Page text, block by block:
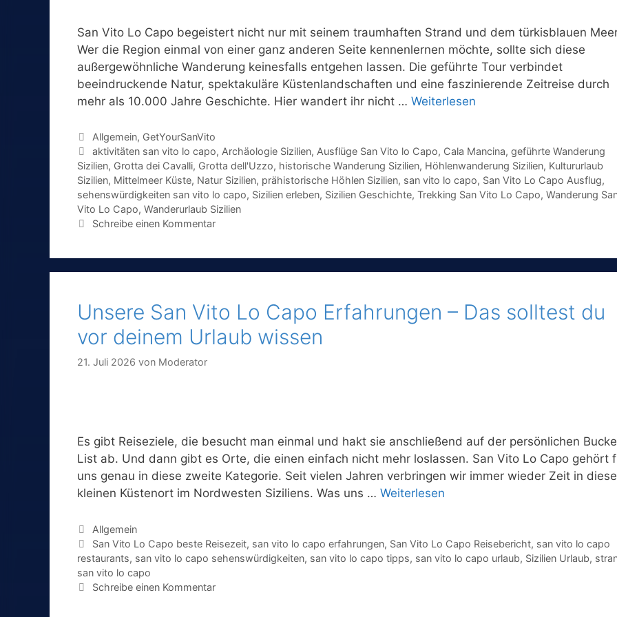
San Vito Lo Capo begeistert nicht nur mit seinem traumhaften Strand und dem türkisblauen
Wer die Region einmal von einer ganz anderen Seite kennenlernen möchte, sollte sich diese
außergewöhnliche Wanderung keinesfalls entgehen lassen. Die geführte Tour verbindet
beeindruckende Natur, spektakuläre Küstenlandschaften und eine faszinierende Zeitreise durch
mehr als 10.000 Jahre Geschichte. Hier wandert ihr nicht … Weiterlesen
Kategorien
Allgemein, GetYourSanVito
Schlagwörter
aktivitäten san vito lo capo, Archäologie Sizilien, Ausflüge San Vito lo Capo, Cala Mancina, geführte Wanderung
Sizilien, Grotta dei Cavalli, Grotta dell'Uzzo, historische Wanderung Sizilien, Höhlenwanderung Sizilien, Kultururlaub
Sizilien, Mittelmeer Küste, Natur Sizilien, prähistorische Höhlen Sizilien, san vito lo capo, San Vito Lo Capo Ausflug,
sehenswürdigkeiten san vito lo capo, Sizilien erleben, Sizilien Geschichte, Trekking San Vito Lo Capo, Wanderung
Vito Lo Capo, Wanderurlaub Sizilien
Schreibe einen Kommentar
Unsere San Vito Lo Capo Erfahrungen – Das solltest du
vor deinem Urlaub wissen
21. Juli 2026 von Moderator
Es gibt Reiseziele, die besucht man einmal und hakt sie anschließend auf der persönlichen
List ab. Und dann gibt es Orte, die einen einfach nicht mehr loslassen. San Vito Lo Capo gehört
uns genau in diese zweite Kategorie. Seit vielen Jahren verbringen wir immer wieder Zeit in
kleinen Küstenort im Nordwesten Siziliens. Was uns … Weiterlesen
Kategorien
Allgemein
Schlagwörter
San Vito Lo Capo beste Reisezeit, san vito lo capo erfahrungen, San Vito Lo Capo Reisebericht, san vito lo capo
restaurants, san vito lo capo sehenswürdigkeiten, san vito lo capo tipps, san vito lo capo urlaub, Sizilien Urlaub,
san vito lo capo
Schreibe einen Kommentar